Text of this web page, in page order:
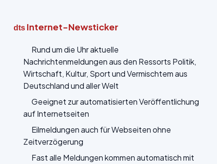
dts Internet-Newsticker
Rund um die Uhr aktuelle
Nachrichtenmeldungen aus den Ressorts Politik,
Wirtschaft, Kultur, Sport und Vermischtem aus
Deutschland und aller Welt
Geeignet zur automatisierten Veröffentlichung
auf Internetseiten
Eilmeldungen auch für Webseiten ohne
Zeitverzögerung
Fast alle Meldungen kommen automatisch mit